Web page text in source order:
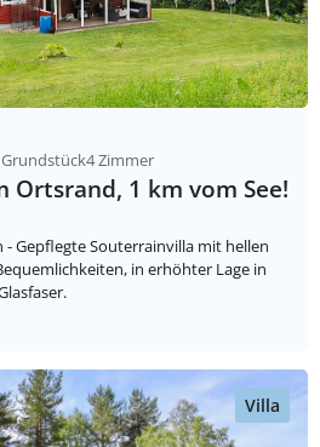
Grundstück4 Zimmer
Ortsrand, 1 km vom See!
Gepflegte Souterrainvilla mit hellen
in erhöhter Lage in
Villa